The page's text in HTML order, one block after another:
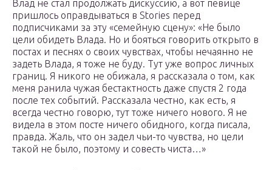
Влад не стал продолжать дискуссию, а вот певице
пришлось оправдываться в Stories перед
подписчиками за эту «семейную сцену»: «Не было
цели обидеть Влада. Но и бояться говорить открыто в
постах и песнях о своих чувствах, чтобы нечаянно не
задеть Влада, я тоже не буду. Тут уже вопрос личных
границ. Я никого не обижала, я рассказала о том, как
меня ранила чужая бестактность даже спустя 2 года
после тех событий. Рассказала честно, как есть, я
всегда честно говорю, тут тоже ничего нового. Я не
видела в этом посте ничего обидного, когда писала,
правда. Жаль, что он задел чьи-то чувства, но цели
такой не было, поэтому и совесть чиста…»